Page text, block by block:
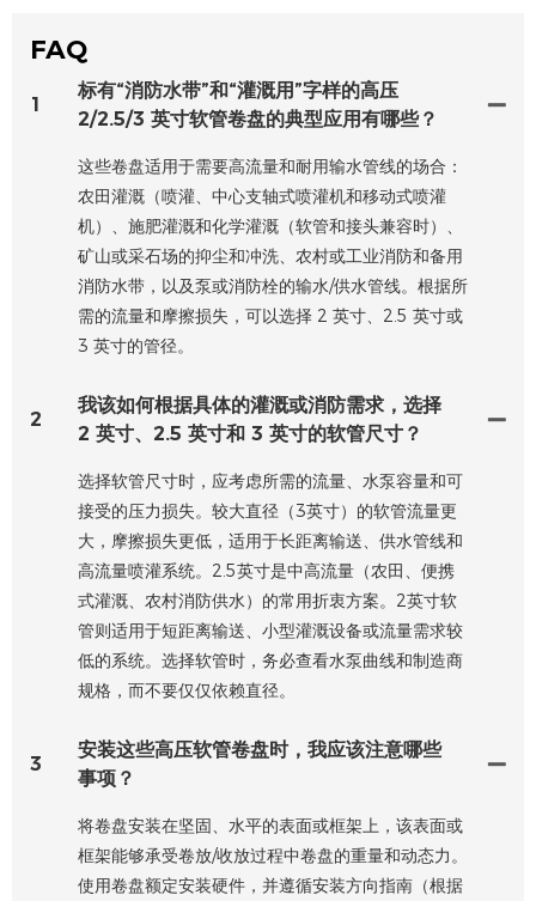
FAQ
1
标有“消防水带”和“灌溉用”字样的高压
2/2.5/3 英寸软管卷盘的典型应用有哪些？
这些卷盘适用于需要高流量和耐用输水管线的场合：
农田灌溉（喷灌、中心支轴式喷灌机和移动式喷灌
机）、施肥灌溉和化学灌溉（软管和接头兼容时）、
矿山或采石场的抑尘和冲洗、农村或工业消防和备用
消防水带，以及泵或消防栓的输水/供水管线。根据所
需的流量和摩擦损失，可以选择 2 英寸、2.5 英寸或
3 英寸的管径。
2
我该如何根据具体的灌溉或消防需求，选择
2 英寸、2.5 英寸和 3 英寸的软管尺寸？
选择软管尺寸时，应考虑所需的流量、水泵容量和可
接受的压力损失。较大直径（3英寸）的软管流量更
大，摩擦损失更低，适用于长距离输送、供水管线和
高流量喷灌系统。2.5英寸是中高流量（农田、便携
式灌溉、农村消防供水）的常用折衷方案。2英寸软
管则适用于短距离输送、小型灌溉设备或流量需求较
低的系统。选择软管时，务必查看水泵曲线和制造商
规格，而不要仅仅依赖直径。
3
安装这些高压软管卷盘时，我应该注意哪些
事项？
将卷盘安装在坚固、水平的表面或框架上，该表面或
框架能够承受卷放/收放过程中卷盘的重量和动态力。
使用卷盘额定安装硬件，并遵循安装方向指南（根据